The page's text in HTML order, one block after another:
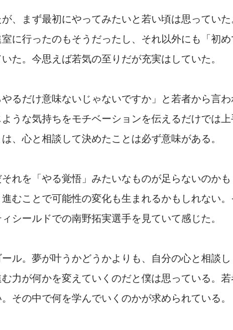
、まず最初にやってみたいと若い頃は思ってい
に行ったのもそうだったし、それ以外にも「初
た。今思えば若気の至りだが充実はしていた。
やるだけ意味ないじゃないですか」と若者から言
うな気持ちをモチベーションを伝えるだけでは
、心と相談して決めたことは必ず意味がある。
れを「やる覚悟」みたいなものが足らないのか
むことで可能性の変化も生まれるかもしれない
シールドでの南野拓実選手を見ていて感じた。
ル。夢が叶うかどうかよりも、自分の心と相談し
力が何かを変えていくのだと僕は思っている。
その中で何を学んでいくのかが求められている。